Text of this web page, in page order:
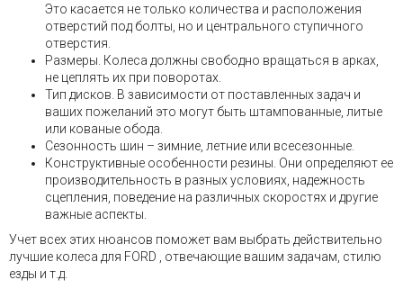
Это касается не только количества и расположения
отверстий под болты, но и центрального ступичного
отверстия.
Размеры. Колеса должны свободно вращаться в арках,
не цеплять их при поворотах.
Тип дисков. В зависимости от поставленных задач и
ваших пожеланий это могут быть штампованные, литые
или кованые обода.
Сезонность шин – зимние, летние или всесезонные.
Конструктивные особенности резины. Они определяют ее
производительность в разных условиях, надежность
сцепления, поведение на различных скоростях и другие
важные аспекты.
Учет всех этих нюансов поможет вам выбрать действительно
лучшие колеса для FORD , отвечающие вашим задачам, стилю
езды и т.д.